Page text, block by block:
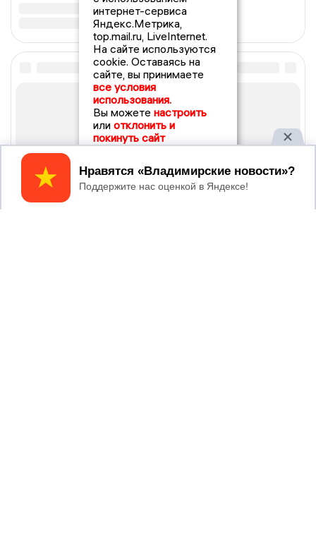
интернет-сервиса
Яндекс.Метрика,
top.mail.ru, LiveInternet.
На сайте используются
cookie. Оставаясь на
сайте, вы принимаете
все условия
использования.
Вы можете настроить
или отклонить и
покинуть сайт
Принять